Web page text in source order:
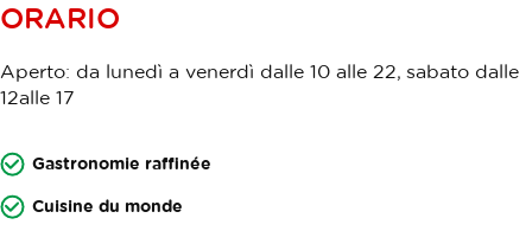
ORARIO
Aperto: da lunedì a venerdì dalle 10 alle 22, sabato dalle
12alle 17
Gastronomie raffinée
Cuisine du monde